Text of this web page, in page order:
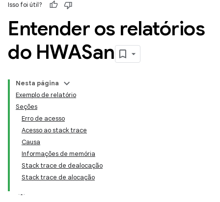
Isso foi útil?
Entender os relatórios
do HWASan
Nesta página
Exemplo de relatório
Seções
Erro de acesso
Acesso ao stack trace
Causa
Informações de memória
Stack trace de dealocação
Stack trace de alocação